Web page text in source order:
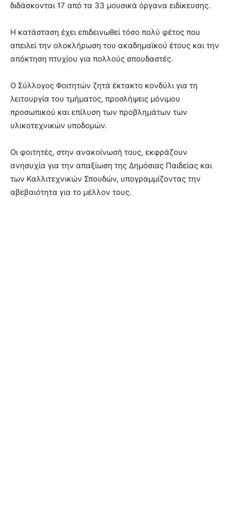
διδάσκονται 17 από τα 33 μουσικά όργανα ειδίκευσης.
Η κατάσταση έχει επιδεινωθεί τόσο πολύ φέτος που
απειλεί την ολοκλήρωση του ακαδημαϊκού έτους και την
απόκτηση πτυχίου για πολλούς σπουδαστές.
Ο Σύλλογος Φοιτητών ζητά έκτακτο κονδύλι για τη
λειτουργία του τμήματος, προσλήψεις μόνιμου
προσωπικού και επίλυση των προβλημάτων των
υλικοτεχνικών υποδομών.
Οι φοιτητές, στην ανακοίνωσή τους, εκφράζουν
ανησυχία για την απαξίωση της Δημόσιας Παιδείας και
των Καλλιτεχνικών Σπουδών, υπογραμμίζοντας την
αβεβαιότητα για το μέλλον τους.